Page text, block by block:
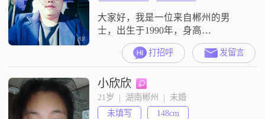
大家好，我是一位来自郴州的男
士，出生于1990年，身高
170cm##3002##我的月收入在5001到
8000元之间，目前从事着一份稳定
的工作##3002##虽然我的学历是中
专，但我一直保持着学习和进步的
态度##3002##我性格稳重可靠，成
熟稳重，非常重视家庭，认为家庭
打招呼 发留言
小欣欣
21岁  |  湖南郴州  |  未婚
未填写
148cm